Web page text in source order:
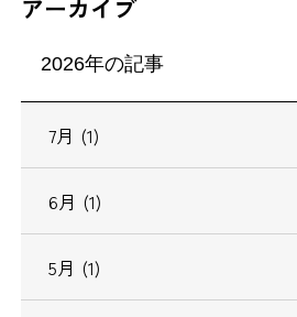
アーカイブ
2026年の記事
7月 (1)
6月 (1)
5月 (1)